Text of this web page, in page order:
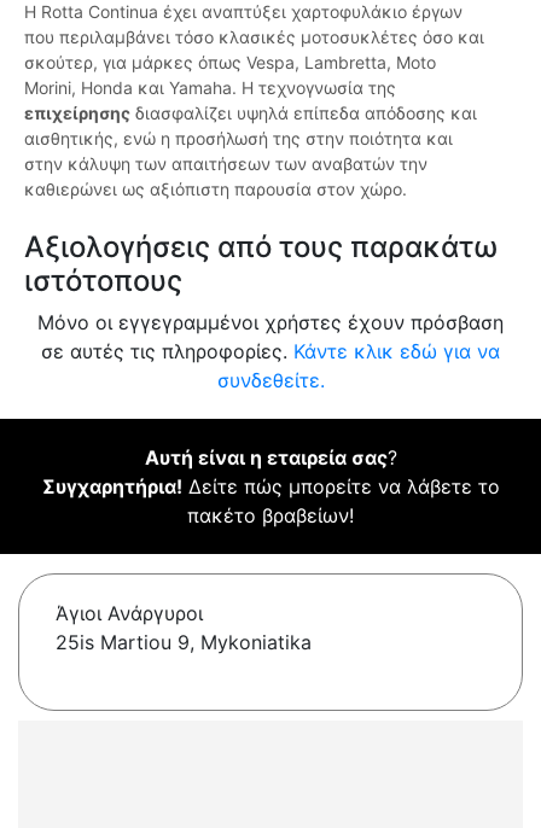
Η Rotta Continua έχει αναπτύξει χαρτοφυλάκιο έργων
που περιλαμβάνει τόσο κλασικές μοτοσυκλέτες όσο και
σκούτερ, για μάρκες όπως Vespa, Lambretta, Moto
Morini, Honda και Yamaha. Η τεχνογνωσία της
επιχείρησης διασφαλίζει υψηλά επίπεδα απόδοσης και
αισθητικής, ενώ η προσήλωσή της στην ποιότητα και
στην κάλυψη των απαιτήσεων των αναβατών την
καθιερώνει ως αξιόπιστη παρουσία στον χώρο.
Αξιολογήσεις από τους παρακάτω
ιστότοπους
Μόνο οι εγγεγραμμένοι χρήστες έχουν πρόσβαση
σε αυτές τις πληροφορίες. Κάντε κλικ εδώ για να
συνδεθείτε.
Αυτή είναι η εταιρεία σας?
Συγχαρητήρια! Δείτε πώς μπορείτε να λάβετε το
πακέτο βραβείων!
Άγιοι Ανάργυροι
25is Martiou 9, Mykoniatika